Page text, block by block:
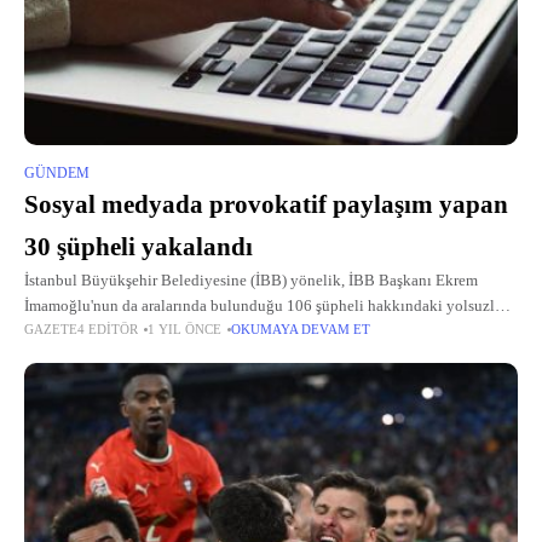
GÜNDEM
Sosyal medyada provokatif paylaşım yapan
30 şüpheli yakalandı
İstanbul Büyükşehir Belediyesine (İBB) yönelik, İBB Başkanı Ekrem
İmamoğlu'nun da aralarında bulunduğu 106 şüpheli hakkındaki yolsuzluk
ve terör soruşturmalarına ilişkin provokatif paylaşımlarla halkı sokağa
GAZETE4 EDITÖR 1 YIL ÖNCE OKUMAYA DEVAM ET